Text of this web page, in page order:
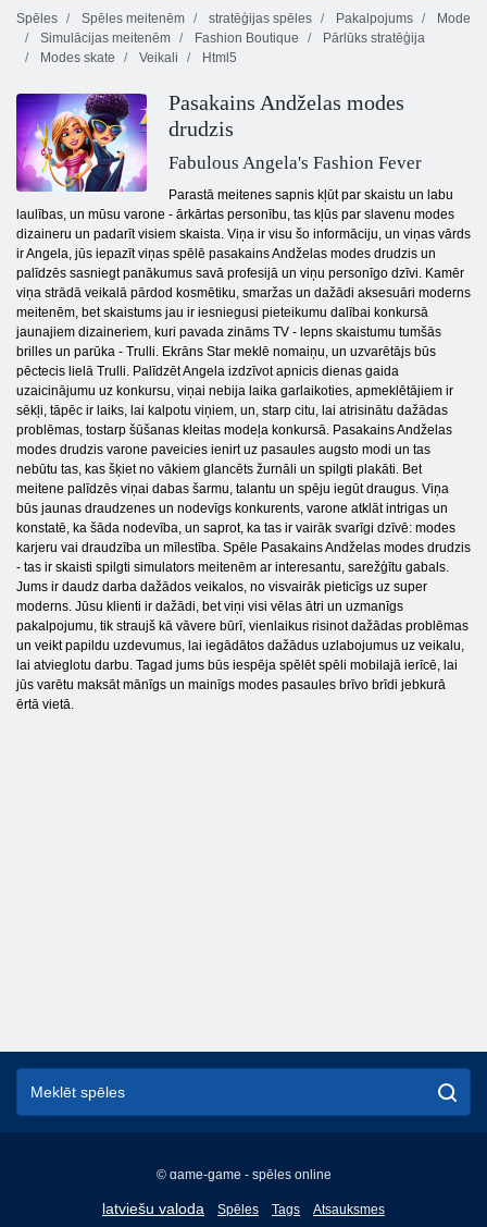
Spēles
Spēles meitenēm stratēģijas spēles Pakalpojums
Mode
Simulācijas meitenēm
Fashion Boutique
Pārlūks stratēģija
Modes skate
Veikali Html5
Pasakains Andželas modes
drudzis
Fabulous Angela's Fashion Fever
Parastā meitenes sapnis kļūt par skaistu un labu
laulības, un mūsu varone - ārkārtas personību, tas kļūs par slavenu modes
dizaineru un padarīt visiem skaista. Viņa ir visu šo informāciju, un viņas vārds
ir Angela, jūs iepazīt viņas spēlē pasakains Andželas modes drudzis un
palīdzēs sasniegt panākumus savā profesijā un viņu personīgo dzīvi. Kamēr
viņa strādā veikalā pārdod kosmētiku, smaržas un dažādi aksesuāri moderns
meitenēm, bet skaistums jau ir iesniegusi pieteikumu dalībai konkursā
jaunajiem dizaineriem, kuri pavada zināms TV - lepns skaistumu tumšās
brilles un parūka - Trulli. Ekrāns Star meklē nomaiņu, un uzvarētājs būs
pēctecis lielā Trulli. Palīdzēt Angela izdzīvot apnicis dienas gaida
uzaicinājumu uz konkursu, viņai nebija laika garlaikoties, apmeklētājiem ir
sēkļi, tāpēc ir laiks, lai kalpotu viņiem, un, starp citu, lai atrisinātu dažādas
problēmas, tostarp šūšanas kleitas modeļa konkursā. Pasakains Andželas
modes drudzis varone paveicies ienirt uz pasaules augsto modi un tas
nebūtu tas, kas šķiet no vākiem glancēts žurnāli un spilgti plakāti. Bet
meitene palīdzēs viņai dabas šarmu, talantu un spēju iegūt draugus. Viņa
būs jaunas draudzenes un nodevīgs konkurents, varone atklāt intrigas un
konstatē, ka šāda nodevība, un saprot, ka tas ir vairāk svarīgi dzīvē: modes
karjeru vai draudzība un mīlestība. Spēle Pasakains Andželas modes drudzis
- tas ir skaisti spilgti simulators meitenēm ar interesantu, sarežģītu gabals.
Jums ir daudz darba dažādos veikalos, no visvairāk pieticīgs uz super
moderns. Jūsu klienti ir dažādi, bet viņi visi vēlas ātri un uzmanīgs
pakalpojumu, tik straujš kā vāvere būrī, vienlaikus risinot dažādas problēmas
un veikt papildu uzdevumus, lai iegādātos dažādus uzlabojumus uz veikalu,
lai atvieglotu darbu. Tagad jums būs iespēja spēlēt spēli mobilajā ierīcē, lai
jūs varētu maksāt mānīgs un mainīgs modes pasaules brīvo brīdi jebkurā
ērtā vietā.
© game-game - spēles online
latviešu valoda
English
Spēles Tags Atsauksmes